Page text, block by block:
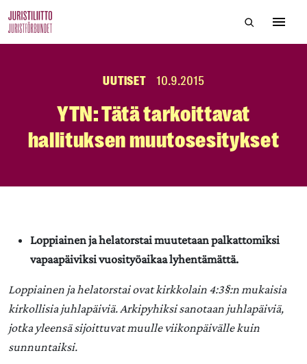
to
Hae
UUTISET 10.9.2015
YTN: Tätä tarkoittavat
hallituksen muutosesitykset
Loppiainen ja helatorstai muutetaan palkattomiksi
vapaapäiviksi vuosityöaikaa lyhentämättä.
Loppiainen ja helatorstai ovat kirkkolain 4:3§:n mukaisia
kirkollisia juhlapäiviä. Arkipyhiksi sanotaan juhlapäiviä,
jotka yleensä sijoittuvat muulle viikonpäivälle kuin
sunnuntaiksi.